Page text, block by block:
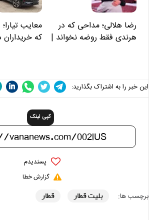
رضا هلالی؛ مداحی که در
هرندی فقط روضه نخواند |
که
این خبر را به اشتراک بگذارید:
کپی لینک
پسندیدم
گزارش خطا
برچسب ها: بلیت قطار قطار